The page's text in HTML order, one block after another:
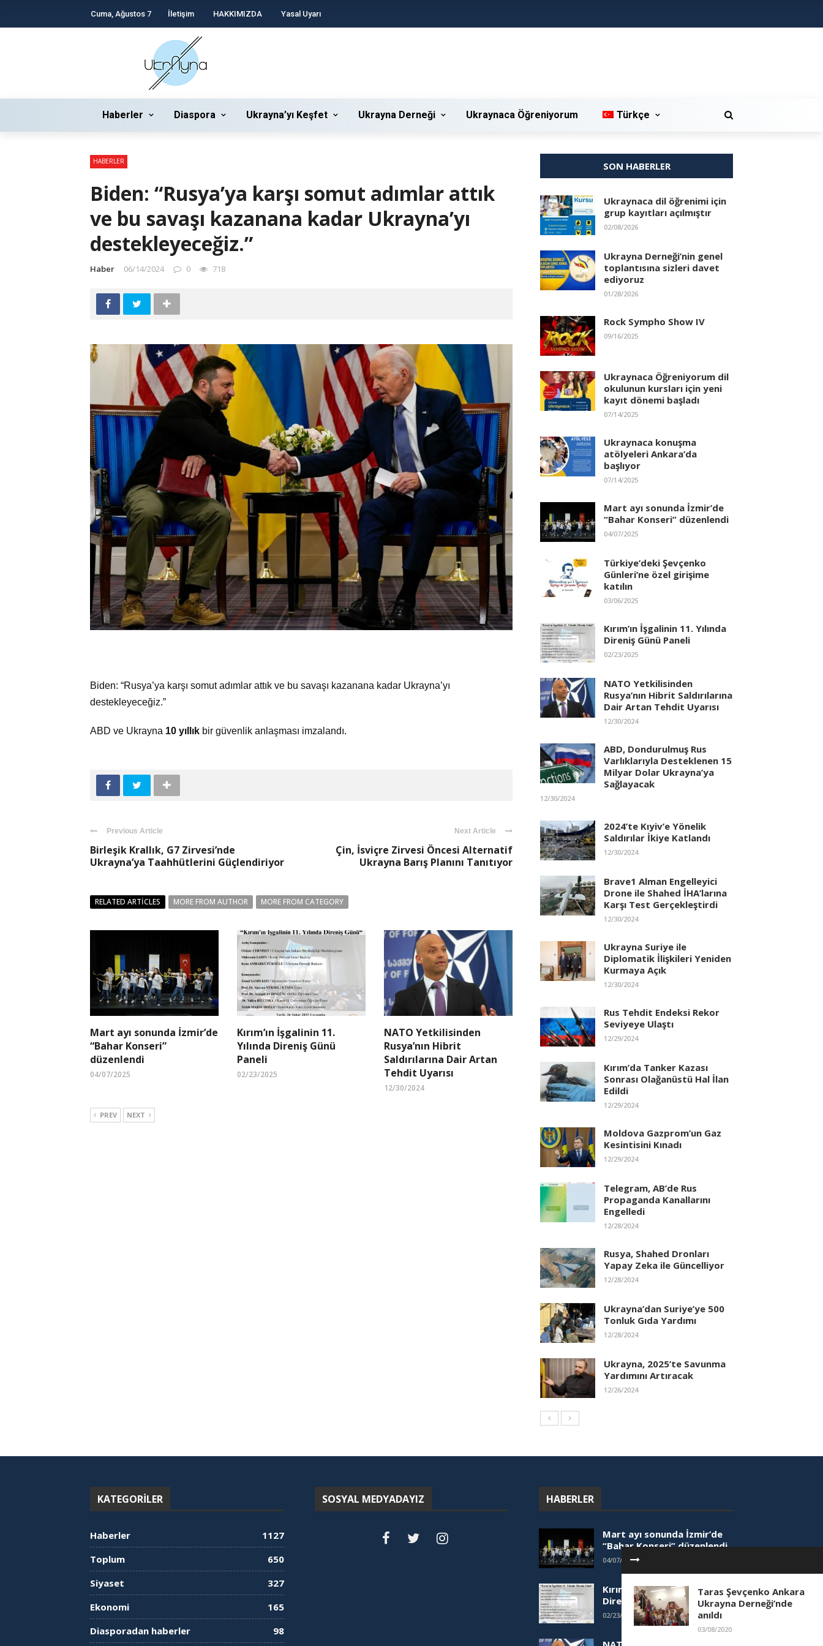
Cuma, Ağustos 7 İletişim HAKKIMIZDA Yasal Uyarı
Haberler Diaspora Ukrayna’yı Keşfet Ukrayna Derneği Ukraynaca Öğreniyorum Türkçe
HABERLER
Biden: “Rusya’ya karşı somut adımlar attık
ve bu savaşı kazanana kadar Ukrayna’yı
destekleyeceğiz.”
Haber 06/14/2024 0 718
Biden: “Rusya’ya karşı somut adımlar attık ve bu savaşı kazanana kadar Ukrayna’yı
destekleyeceğiz.”
ABD ve Ukrayna 10 yıllık bir güvenlik anlaşması imzalandı.
Previous Article
Birleşik Krallık, G7 Zirvesi’nde
Ukrayna’ya Taahhütlerini Güçlendiriyor
Next Article
Çin, İsviçre Zirvesi Öncesi Alternatif
Ukrayna Barış Planını Tanıtıyor
RELATED ARTICLES MORE FROM AUTHOR MORE FROM CATEGORY
Mart ayı sonunda İzmir’de
“Bahar Konseri”
düzenlendi
04/07/2025
Kırım’ın İşgalinin 11.
Yılında Direniş Günü
Paneli
02/23/2025
NATO Yetkilisinden
Rusya’nın Hibrit
Saldırılarına Dair Artan
Tehdit Uyarısı
12/30/2024
PREV NEXT
Taras Şevçenko Ankara
Ukrayna Derneği’nde
anıldı
03/08/2020
SON HABERLER
Ukraynaca dil öğrenimi için
grup kayıtları açılmıştır
02/08/2026
Ukrayna Derneği’nin genel
toplantısına sizleri davet
ediyoruz
01/28/2026
Rock Sympho Show IV
09/16/2025
Ukraynaca Öğreniyorum dil
okulunun kursları için yeni
kayıt dönemi başladı
07/14/2025
Ukraynaca konuşma
atölyeleri Ankara’da
başlıyor
07/14/2025
Mart ayı sonunda İzmir’de
“Bahar Konseri” düzenlendi
04/07/2025
Türkiye’deki Şevçenko
Günleri’ne özel girişime
katılın
03/06/2025
Kırım’ın İşgalinin 11. Yılında
Direniş Günü Paneli
02/23/2025
NATO Yetkilisinden
Rusya’nın Hibrit Saldırılarına
Dair Artan Tehdit Uyarısı
12/30/2024
ABD, Dondurulmuş Rus
Varlıklarıyla Desteklenen 15
Milyar Dolar Ukrayna’ya
Sağlayacak
12/30/2024
2024’te Kıyiv’e Yönelik
Saldırılar İkiye Katlandı
12/30/2024
Brave1 Alman Engelleyici
Drone ile Shahed İHA’larına
Karşı Test Gerçekleştirdi
12/30/2024
Ukrayna Suriye ile
Diplomatik İlişkileri Yeniden
Kurmaya Açık
12/30/2024
Rus Tehdit Endeksi Rekor
Seviyeye Ulaştı
12/29/2024
Kırım’da Tanker Kazası
Sonrası Olağanüstü Hal İlan
Edildi
12/29/2024
Moldova Gazprom’un Gaz
Kesintisini Kınadı
12/29/2024
Telegram, AB’de Rus
Propaganda Kanallarını
Engelledi
12/28/2024
Rusya, Shahed Dronları
Yapay Zeka ile Güncelliyor
12/28/2024
Ukrayna’dan Suriye’ye 500
Tonluk Gıda Yardımı
12/28/2024
Ukrayna, 2025’te Savunma
Yardımını Artıracak
12/26/2024
KATEGORILER
Haberler
1127
Toplum
650
Siyaset
327
Ekonomi
165
Diasporadan haberler
98
SOSYAL MEDYADAYIZ HABERLER
Mart ayı sonunda İzmir’de
“Bahar Konseri” düzenlendi
04/07/2025
Kırım’ın İşgalinin 11. Yılında
Direniş Günü Paneli
02/23/2025